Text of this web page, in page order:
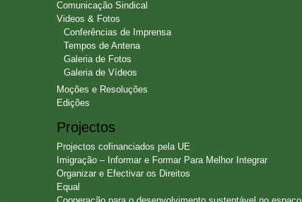
Comunicação Sindical
Videos & Fotos
Conferências de Imprensa
Tempos de Antena
Galeria de Fotos
Galeria de Vídeos
Moções e Resoluções
Edições
Projectos
Projectos cofinanciados pela UE
Imigração – Informar e Formar Para Melhor Integrar
Organizar e Efectivar os Direitos
Equal